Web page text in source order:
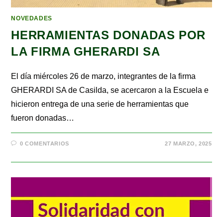
NOVEDADES
HERRAMIENTAS DONADAS POR
LA FIRMA GHERARDI SA
El día miércoles 26 de marzo, integrantes de la firma
GHERARDI SA de Casilda, se acercaron a la Escuela e
hicieron entrega de una serie de herramientas que
fueron donadas…
0 COMENTARIOS 27 MARZO, 2025